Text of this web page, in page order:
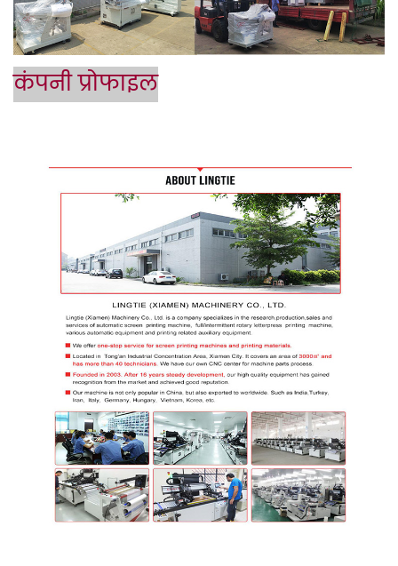
कंपनी प्रोफाइल